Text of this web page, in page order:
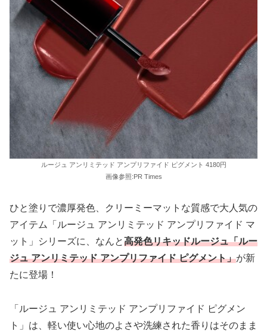
ルージュ アンリミテッド アンプリファイド ピグメント 4180円
画像参照:PR Times
ひと塗りで濃厚発色、クリーミーマットな質感で大人気の
アイテム「ルージュ アンリミテッド アンプリファイド マ
ット」シリーズに、なんと高発色リキッドルージュ「ルー
ジュ アンリミテッド アンプリファイド ピグメント」が新
たに登場！
「ルージュ アンリミテッド アンプリファイド ピグメン
ト」は、軽い使い心地のよさや洗練された香りはそのまま